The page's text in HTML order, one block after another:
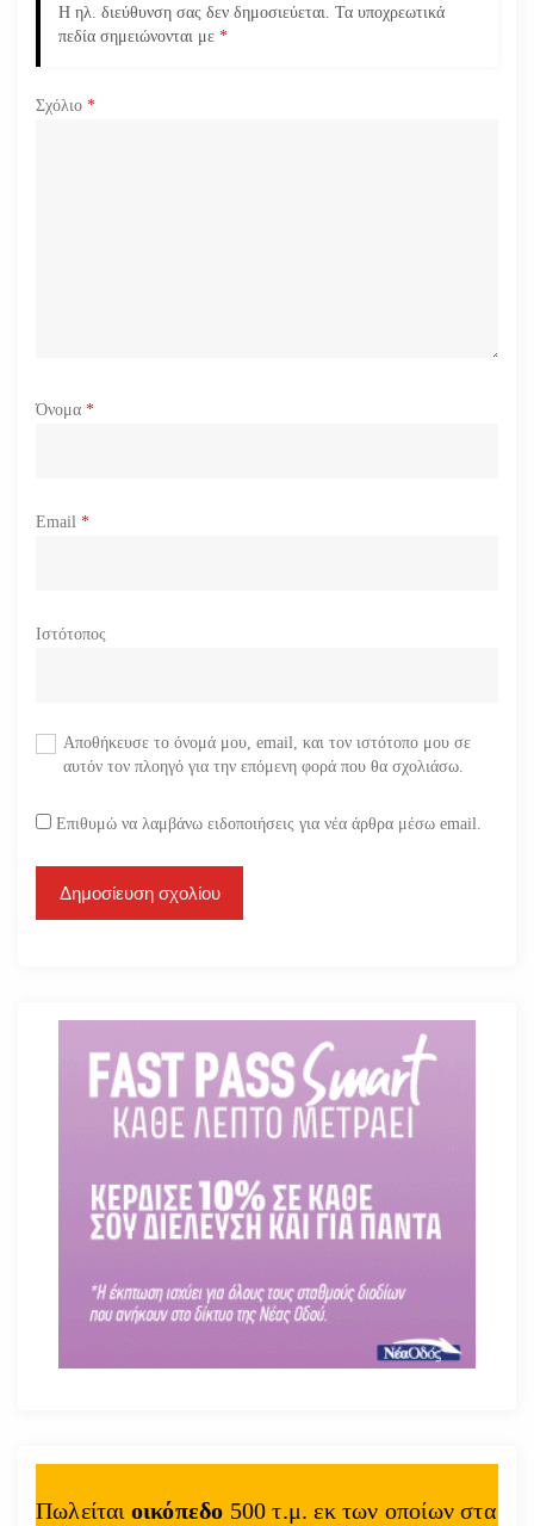
ρ
Η ηλ. διεύθυνση σας δεν δημοσιεύεται. Τα υποχρεωτικά
πεδία σημειώνονται με *
Σχόλιο *
Όνομα *
Email *
Ιστότοπος
Αποθήκευσε το όνομά μου, email, και τον ιστότοπο μου σε
αυτόν τον πλοηγό για την επόμενη φορά που θα σχολιάσω.
Επιθυμώ να λαμβάνω ειδοποιήσεις για νέα άρθρα μέσω email.
Πωλείται οικόπεδο 500 τ.μ. εκ των οποίων στα